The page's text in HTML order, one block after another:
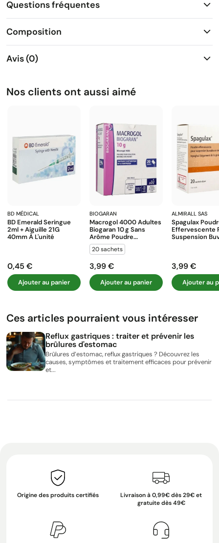
Questions fréquentes
Composition
Avis (0)
Nos clients ont aussi aimé
BD MÉDICAL
BD Emerald Seringue
2ml + Aiguille 21G
40mm À L'unité
Prix
0,45 €
Ajouter au panier
BIOGARAN
Macrogol 4000 Adultes
Biogaran 10 G Sans
Arôme Poudre...
20 sachets
Prix
3,99 €
Ajouter au panier
ALMIRALL SAS
Spagulax
Effervescente
Suspension
Prix
3,99 €
Ajouter au
Ces articles pourraient vous intéresser
Reflux gastriques : traiter et prévenir les
brûlures d'estomac
Brûlures d’estomac, reflux gastriques ? Découvrez les
causes, symptômes et traitement efficaces pour prévenir
et...
Origine des produits certifiés
Livraison à 0,99€ dès 29€ et
gratuite dès 49€